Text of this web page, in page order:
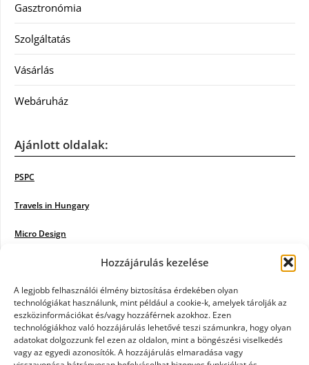
Hozzájárulás kezelése
A legjobb felhasználói élmény biztosítása érdekében olyan
technológiákat használunk, mint például a cookie-k, amelyek tárolják az
eszközinformációkat és/vagy hozzáférnek azokhoz. Ezen
technológiákhoz való hozzájárulás lehetővé teszi számunkra, hogy olyan
adatokat dolgozzunk fel ezen az oldalon, mint a böngészési viselkedés
vagy az egyedi azonosítók. A hozzájárulás elmaradása vagy
Gasztronómia
Szolgáltatás
Vásárlás
Webáruház
Ajánlott oldalak:
PSPC
Travels in Hungary
Micro Design
Poiwiki
Öntözőrendszer
Jazz Steps